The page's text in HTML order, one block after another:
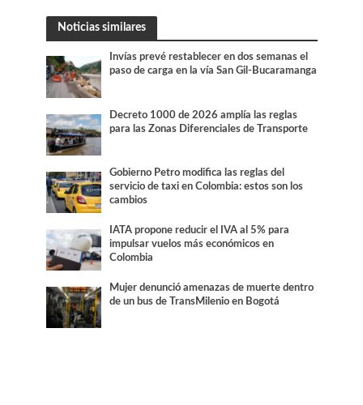
Noticias similares
Invías prevé restablecer en dos semanas el
paso de carga en la vía San Gil-Bucaramanga
Decreto 1000 de 2026 amplía las reglas
para las Zonas Diferenciales de Transporte
Gobierno Petro modifica las reglas del
servicio de taxi en Colombia: estos son los
cambios
IATA propone reducir el IVA al 5% para
impulsar vuelos más económicos en
Colombia
Mujer denunció amenazas de muerte dentro
de un bus de TransMilenio en Bogotá